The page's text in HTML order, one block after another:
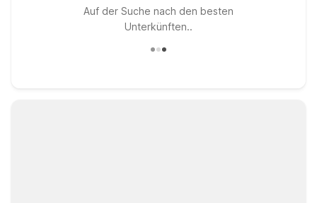
Auf der Suche nach den besten
Unterkünften..